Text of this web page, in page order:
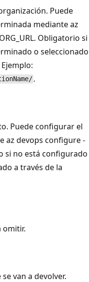
Puede
mediante az
Obligatorio si
o seleccionado
.
Puede configurar el
az devops configure -
si no está configurado
a través de la
omitir.
van a devolver.